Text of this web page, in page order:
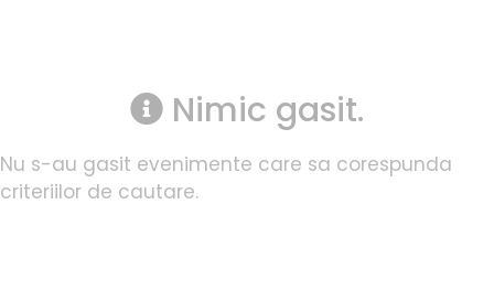
Nimic gasit.
Nu s-au gasit evenimente care sa corespunda
criteriilor de cautare.